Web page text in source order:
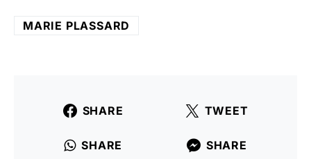
MARIE PLASSARD
SHARE TWEET
SHARE SHARE